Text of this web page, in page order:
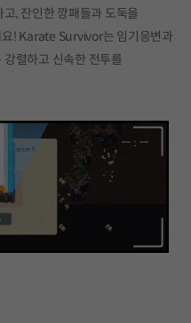
, 잔인한 깡패들과 도둑을
! Karate Survivor는 임기응변과
렬하고 신속한 전투를